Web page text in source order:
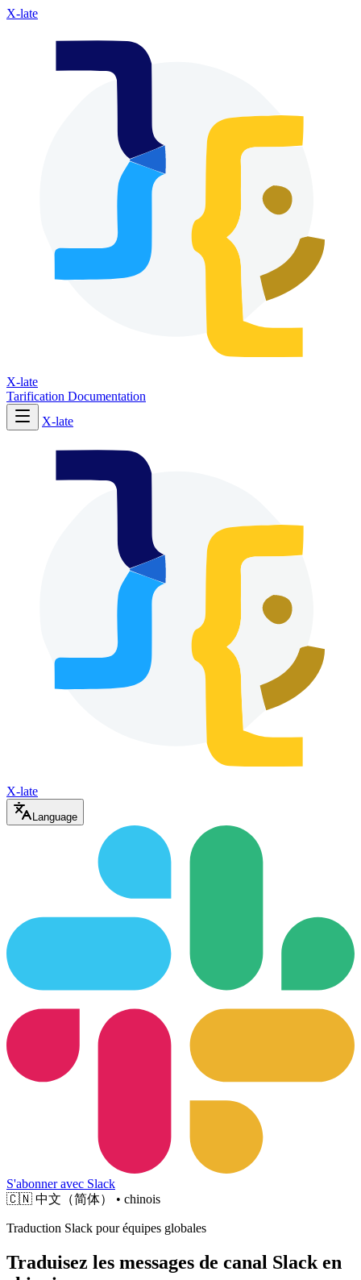
X-late
X-late
Tarification Documentation
X-late
X-late
Language
S'abonner avec Slack
🇨🇳 中文（简体） • chinois
Traduction Slack pour équipes globales
Traduisez les messages de canal Slack en